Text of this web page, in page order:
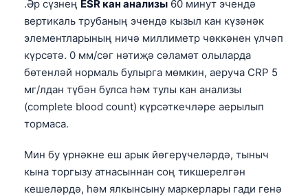
.Әр сүзнең ESR кан анализы 60 минут эчендә
вертикаль трубаның эчендә кызыл кан күзәнәк
элементларының ничә миллиметр чөккәнен үлчәп
күрсәтә. 0 мм/сәг нәтиҗә сәламәт олыларда
бөтенләй нормаль булырга мөмкин, аеруча CRP 5
мг/лдан түбән булса һәм тулы кан анализы
(complete blood count) күрсәткечләре аерылып
тормаса.
Мин бу үрнәкне еш арык йөгерүчеләрдә, тыныч
кына торгызу атнасыннан соң тикшерелгән
кешеләрдә, һәм ялкынсыну маркерлары гади генә